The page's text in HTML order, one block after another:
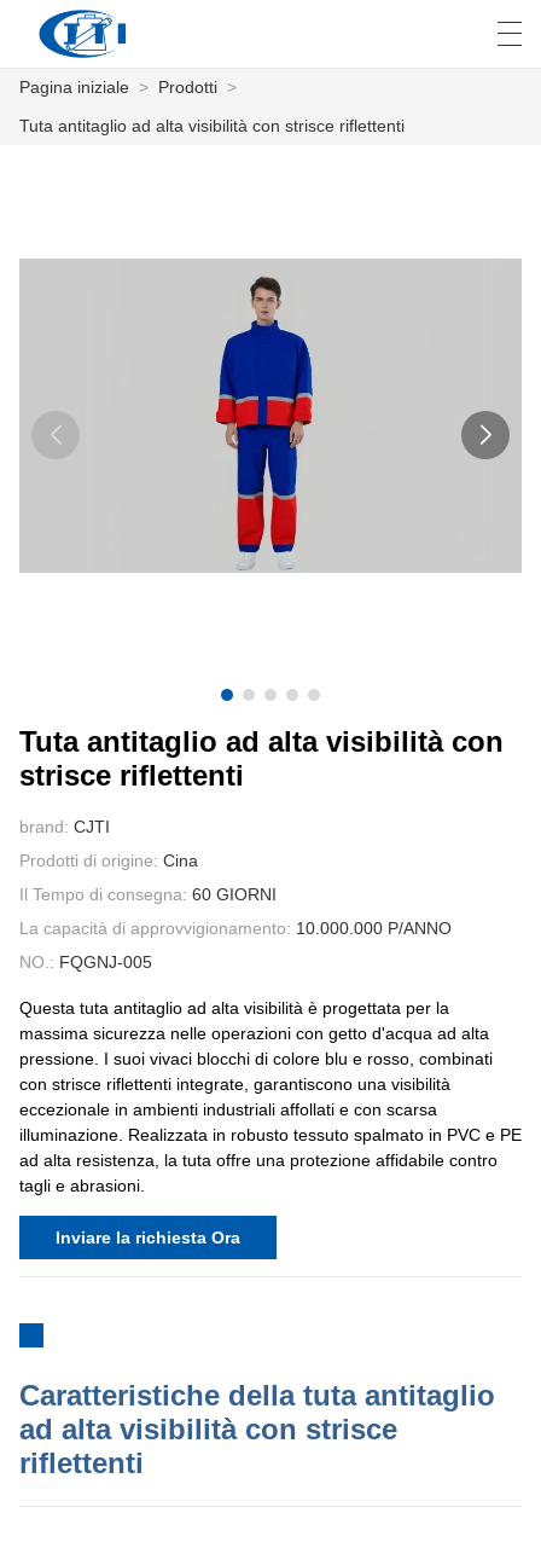
NOTIZIE
العربية česky
Pagina iniziale > Prodotti >
Tuta antitaglio ad alta visibilità con strisce riflettenti
Tuta antitaglio ad alta visibilità con
strisce riflettenti
brand: CJTI
Prodotti di origine: Cina
Il Tempo di consegna: 60 GIORNI
La capacità di approvvigionamento: 10.000.000 P/ANNO
NO.: FQGNJ-005
Questa tuta antitaglio ad alta visibilità è progettata per la
massima sicurezza nelle operazioni con getto d'acqua ad alta
pressione. I suoi vivaci blocchi di colore blu e rosso, combinati
con strisce riflettenti integrate, garantiscono una visibilità
eccezionale in ambienti industriali affollati e con scarsa
illuminazione. Realizzata in robusto tessuto spalmato in PVC e PE
ad alta resistenza, la tuta offre una protezione affidabile contro
tagli e abrasioni.
Inviare la richiesta Ora
Caratteristiche della tuta antitaglio
ad alta visibilità con strisce
riflettenti